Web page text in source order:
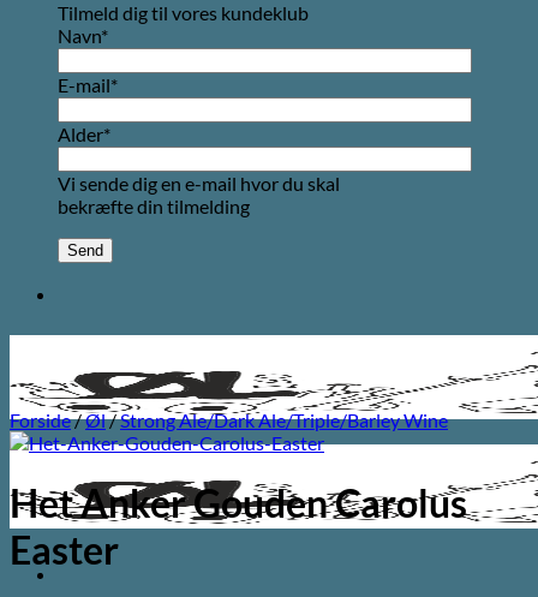
Tilmeld dig til vores kundeklub
Navn*
E-mail*
Alder*
Vi sende dig en e-mail hvor du skal
bekræfte din tilmelding
Forside/Øl/Strong Ale/Dark Ale/Triple/Barley Wine
Het Anker Gouden Carolus
Easter